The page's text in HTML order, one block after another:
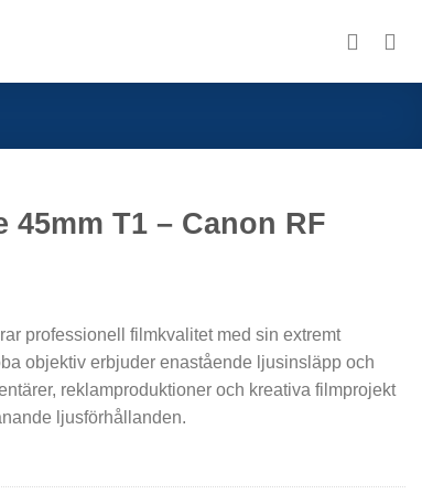
T1 – Canon RF
professionell filmkvalitet med sin extremt
objektiv erbjuder enastående ljusinsläpp och
reklamproduktioner och kreativa filmprojekt
ljusförhållanden.